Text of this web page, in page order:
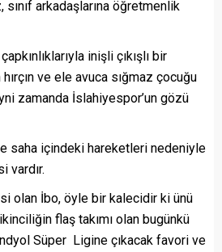
sınıf arkadaşlarına öğretmenlik
inişli çıkışlı bir
ve ele avuca sığmaz çocuğu
zamanda İslahiyespor’un gözü
saha içindeki hareketleri nedeniyle
vardır.
olan İbo, öyle bir kalecidir ki ünü
flaş takımı olan bugünkü
Süper Ligine çıkacak favori ve